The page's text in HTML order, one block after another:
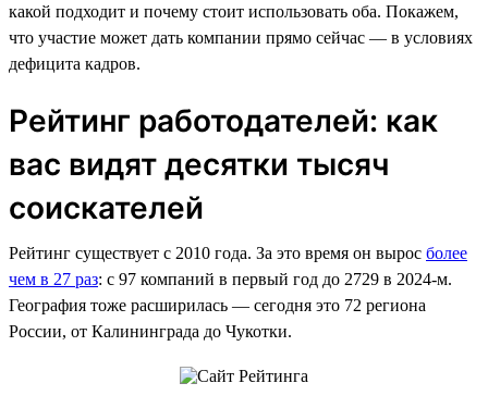
какой подходит и почему стоит использовать оба. Покажем,
что участие может дать компании прямо сейчас — в условиях
дефицита кадров.
Рейтинг работодателей: как
вас видят десятки тысяч
соискателей
Рейтинг существует с 2010 года. За это время он вырос более
чем в 27 раз: с 97 компаний в первый год до 2729 в 2024-м.
География тоже расширилась — сегодня это 72 региона
России, от Калининграда до Чукотки.